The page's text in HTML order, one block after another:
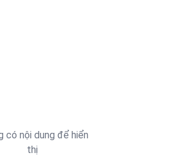
có nội dung để hiển
thị